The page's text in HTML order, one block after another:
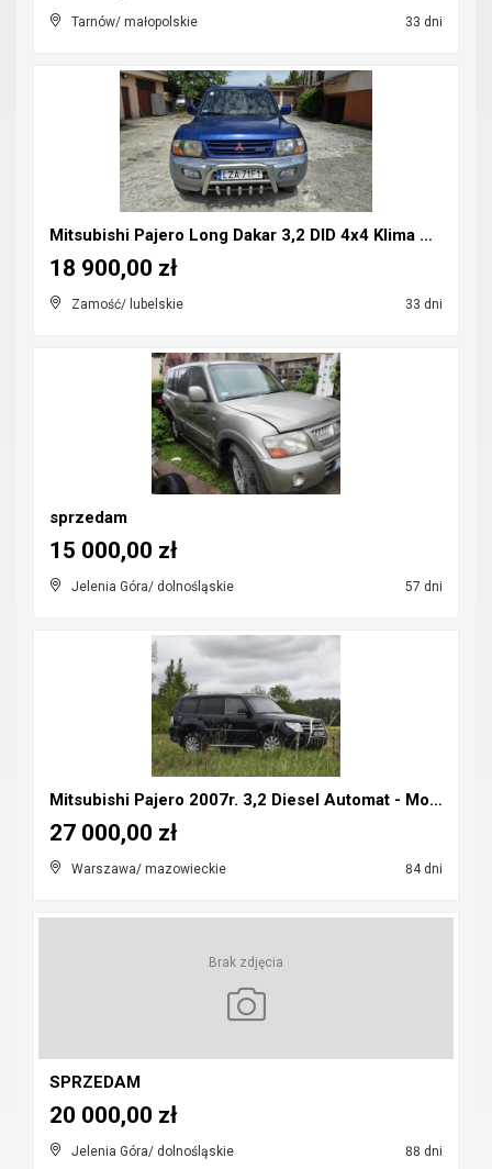
Tarnów/ małopolskie 33 dni
Mitsubishi Pajero Long Dakar 3,2 DID 4x4 Klima CB-...
Zamość/ lubelskie 33 dni
18 900,00 zł
sprzedam
Jelenia Góra/ dolnośląskie 57 dni
15 000,00 zł
Mitsubishi Pajero 2007r. 3,2 Diesel Automat - Możl...
Warszawa/ mazowieckie 84 dni
27 000,00 zł
Brak zdjęcia
SPRZEDAM
Jelenia Góra/ dolnośląskie 88 dni
20 000,00 zł